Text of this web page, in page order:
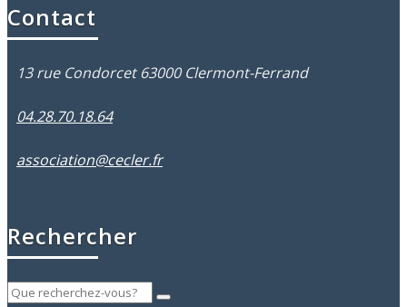
Contact
13 rue Condorcet 63000 Clermont-Ferrand
04.28.70.18.64
association@cecler.fr
Rechercher